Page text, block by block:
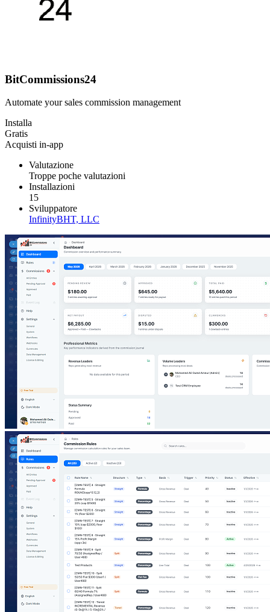
BitCommissions24
Automate your sales commission management
Installa
Gratis
Acquisti in-app
Valutazione
Troppe poche valutazioni
Installazioni
15
Sviluppatore
InfinityBHT, LLC